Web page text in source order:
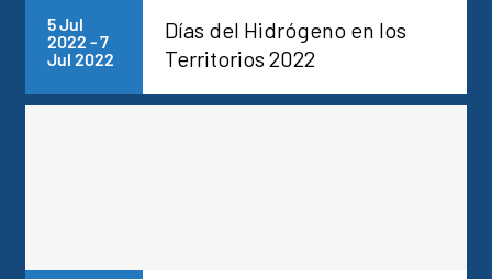
Días del Hidrógeno en los
Territorios 2022
5 Jul
2022 -7
Jul 2022